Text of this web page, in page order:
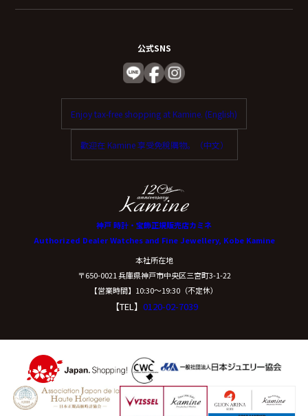
報の一部をご提供いただけない場合は、お問い合わせ内
（７）保有個人データの開示等および問い合わ
ご本人からの求めにより、当社が保有する保有個人デー
開示等に応ずる窓口は、下記「当社の個人情報の取扱い
に関する苦情、相談等の問合せ先」を参照してくださ
（８）本人が容易に認識できない方法による個
人情報の取得
おりません。
（９）個人情報の安全管理措置について
公式SNS
Enjoy tax-free shopping at Kamine. (English)
歡迎在 Kamine 享受免稅購物。（中文）
神戸 時計・宝飾正規販売店カミネ
Authorized Dealer Watches and Fine Jewellery, Kobe Kamine
本社所在地
〒650-0021 兵庫県神戸市中央区三宮町3-1-22
【営業時間】10:30〜19:30（不定休）
【TEL】 0120-02-7039